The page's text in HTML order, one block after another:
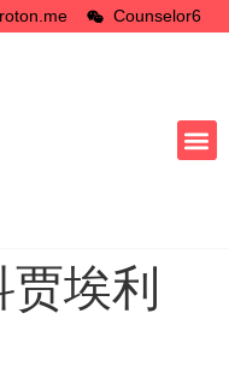
Counselor6
埃利